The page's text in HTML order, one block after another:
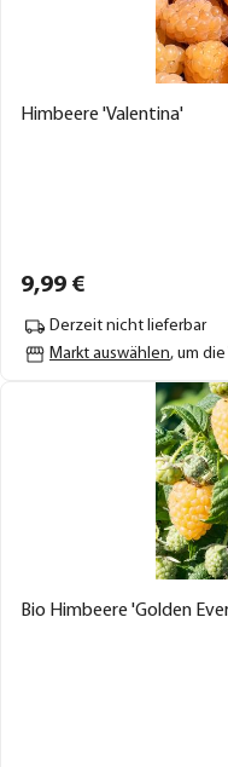
Himbeere 'Valentina'
9,99 €
Derzeit nicht lieferbar
Markt auswählen, um
Bio Himbeere 'Golden